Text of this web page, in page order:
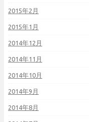
2015年2月
2015年1月
2014年12月
2014年11月
2014年10月
2014年9月
2014年8月